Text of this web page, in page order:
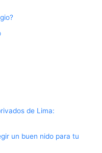
de Lima:
un buen nido para tu